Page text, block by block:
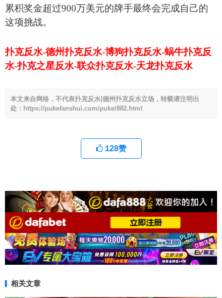
累积奖金超过900万美元的牌手最终会完成自己的
这项挑战。
扑克反水-德州扑克反水-博狗扑克反水-蜗牛扑克反
水-扑克之星反水-联众扑克反水-天龙扑克反水
本文来自网络，不代表扑克反水|德州扑克反水立场，转载请注明出
处：https://pukefanshui.com/puke/882.html
128赞
相关文章